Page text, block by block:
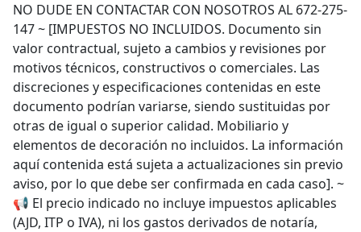
NO DUDE EN CONTACTAR CON NOSOTROS AL 672-275-
147 ~ [IMPUESTOS NO INCLUIDOS. Documento sin
valor contractual, sujeto a cambios y revisiones por
motivos técnicos, constructivos o comerciales. Las
discreciones y especificaciones contenidas en este
documento podrían variarse, siendo sustituidas por
otras de igual o superior calidad. Mobiliario y
elementos de decoración no incluidos. La información
aquí contenida está sujeta a actualizaciones sin previo
aviso, por lo que debe ser confirmada en cada caso]. ~
📢 El precio indicado no incluye impuestos aplicables
(AJD, ITP o IVA), ni los gastos derivados de notaría,